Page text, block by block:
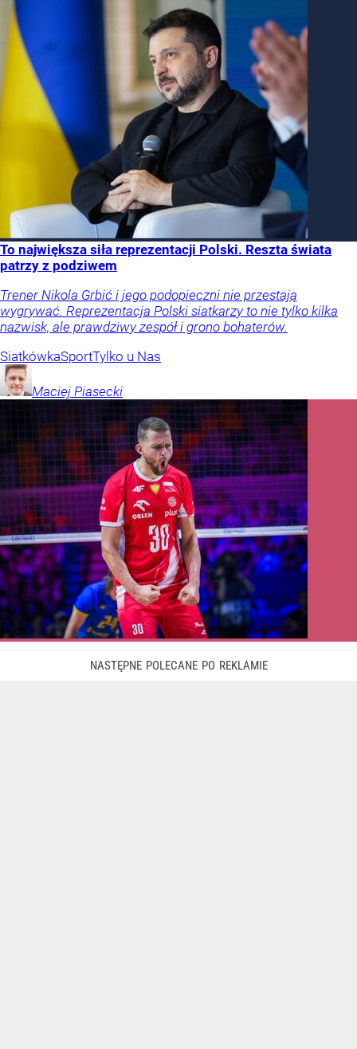
To największa siła reprezentacji Polski. Reszta świata
patrzy z podziwem
Trener Nikola Grbić i jego podopieczni nie przestają
wygrywać. Reprezentacja Polski siatkarzy to nie tylko kilka
nazwisk, ale prawdziwy zespół i grono bohaterów.
SiatkówkaSportTylko u Nas
Maciej Piasecki